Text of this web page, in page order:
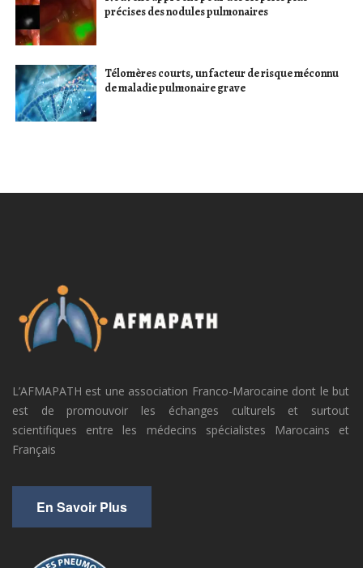
précises des nodules pulmonaires
Télomères courts, un facteur de risque méconnu
de maladie pulmonaire grave
L’AFMAPATH est une association Franco-Marocaine dont le but
est de promouvoir les échanges culturels et surtout
scientifiques entre les médecins spécialistes Marocains et
Français
En Savoir Plus